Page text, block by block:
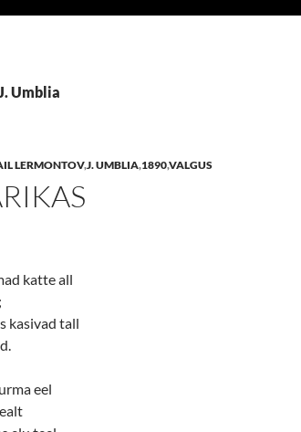
Umblia
LERMONTOV,J. UMBLIA,1890,VALGUS
katte all
kasivad tall
eel